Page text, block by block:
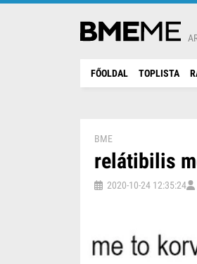
FŐOLDAL TOPLISTA
BME
relátibilis
2020-10-24 12:35:24